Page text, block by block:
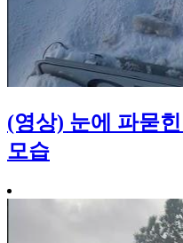
(영상) 눈에 파묻
모습